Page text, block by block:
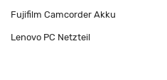
Fujifilm Camcorder Akku
Lenovo PC Netzteil